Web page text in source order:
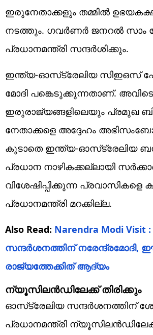
ഇരുനേതാക്കളും തമ്മില്‍
നടത്തും. ഗവര്‍ണര്‍ ജനറല്‍ സാം
പ്രധാനമന്ത്രി സന്ദര്‍ശിക്കും.
ഇന്ത്യ-ഓസ്‌ട്രേലിയ സിഇഒസ്
മോദി പങ്കെടുക്കുന്നതാണ്. അവിടെ
ഇരുരാജ്യങ്ങളിലെയും പ്രമുഖ
നേതാക്കളെ അദ്ദേഹം
കൂടാതെ ഇന്ത്യ-ഓസ്‌ട്രേലിയ
പ്രധാന നാഴികക്കല്ലായി
വിശേഷിപ്പിക്കുന്ന പ്രവാസികളെ
പ്രധാനമന്ത്രി മറക്കില്ല.
Also Read: Narendra Modi Visit
സന്ദര്‍ശനത്തിന് നരേന്ദ്രമോദി,
രാജ്യത്തേക്കിത് ആദ്യം
ന്യൂസിലന്‍ഡിലേക്ക് തിരിക്കും
ഓസ്‌ട്രേലിയ സന്ദര്‍ശനത്തിന്
പ്രധാനമന്ത്രി